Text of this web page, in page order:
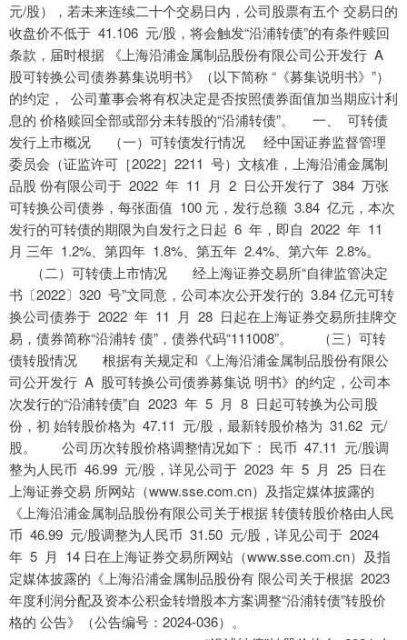
元/股），若未来连续二十个交易日内，公司股票有五个 交易日的
收盘价不低于 41.106 元/股，将会触发“沿浦转债”的有条件赎回
条款，届时根据 《上海沿浦金属制品股份有限公司公开发行 A
股可转换公司债券募集说明书》（以下简称 “《募集说明书》”）
的约定， 公司董事会将有权决定是否按照债券面值加当期应计利
息的 价格赎回全部或部分未转股的“沿浦转债”。 一、 可转债
发行上市概况 （一）可转债发行情况 经中国证券监督管理
委员会（证监许可［2022］2211 号）文核准，上海沿浦金属制
品股 份有限公司于 2022 年 11 月 2 日公开发行了 384 万张
可转换公司债券，每张面值 100 元，发行总额 3.84 亿元，本次
发行的可转债的期限为自发行之日起 6 年，即自 2022 年 11
月 三年 1.2%、第四年 1.8%、第五年 2.4%、第六年 2.8%。
（二）可转债上市情况 经上海证券交易所“自律监管决定
书〔2022〕320 号”文同意，公司本次公开发行的 3.84 亿元可转
换公司债券于 2022 年 11 月 28 日起在上海证券交易所挂牌交
易，债券简称“沿浦转 债”，债券代码“111008”。 （三）可转
债转股情况 根据有关规定和《上海沿浦金属制品股份有限公
司公开发行 A 股可转换公司债券募集说 明书》的约定，公司本
次发行的“沿浦转债”自 2023 年 5 月 8 日起可转换为公司股
份，初 始转股价格为 47.11 元/股，最新转股价格为 31.62 元/
股。 公司历次转股价格调整情况如下： 民币 47.11 元/股调
整为人民币 46.99 元/股，详见公司于 2023 年 5 月 25 日在
上海证券交易 所网站（www.sse.com.cn）及指定媒体披露的
《上海沿浦金属制品股份有限公司关于根据 转债转股价格由人民
币 46.99 元/股调整为人民币 31.50 元/股，详见公司于 2024
年 5 月 14 日在上海证券交易所网站（www.sse.com.cn）及指
定媒体披露的《上海沿浦金属制品股份有 限公司关于根据 2023
年度利润分配及资本公积金转增股本方案调整“沿浦转债”转股价
格的 公告》（公告编号：2024-036）。